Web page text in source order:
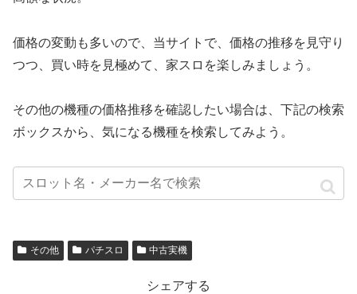
価格の変動も多いので、当サイトで、価格の推移を見守り
つつ、買い時を見極めて、家スロを楽しみましょう。
その他の機種の価格推移を確認したい場合は、下記の検索
ボックスから、気になる機種を検索してみよう。
その他 パチスロ 中古実機
シェアする